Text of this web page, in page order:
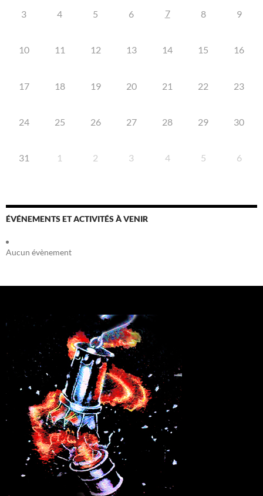
3 4 5 6 7 8 9
10 11 12 13 14 15 16
17 18 19 20 21 22 23
24 25 26 27 28 29 30
31 1 2 3 4 5 6
ÉVÉNEMENTS ET ACTIVITÉS À VENIR
Aucun évènement